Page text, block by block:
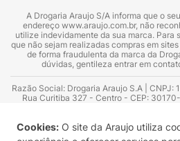
Cookies: O site da Araujo utiliza
A Drogaria Araujo S/A informa que o
endereço www.araujo.com.br, não
utilize indevidamente da sua marca. Para
que não sejam realizadas compras em
de forma fraudulenta da marca da
dúvidas, gentileza entrar em
Razão Social: Drogaria Araujo S.A | CNPJ:
Rua Curitiba 327 - Centro - CEP:
Azevedo Guimarães – CRF 10.965 |
Consultor substituto: Thiago Aguiar